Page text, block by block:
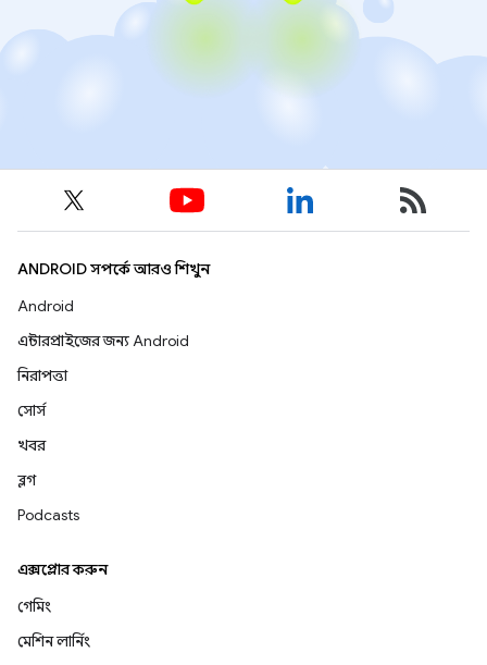
ANDROID সম্পর্কে আরও শিখুন
Android
এন্টারপ্রাইজের জন্য Android
নিরাপত্তা
সোর্স
খবর
ব্লগ
Podcasts
এক্সপ্লোর করুন
গেমিং
মেশিন লার্নিং